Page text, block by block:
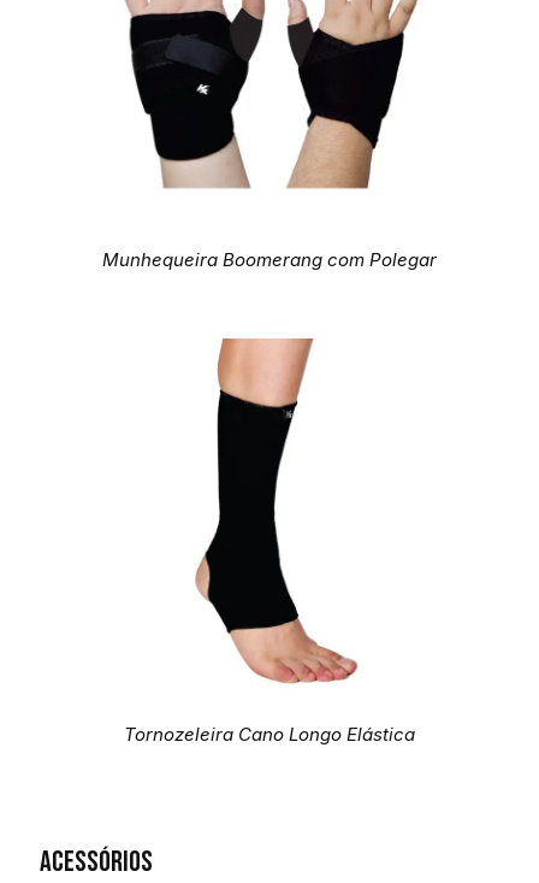
Acessórios
Munhequeira Boomerang com Polegar
Tornozeleira Cano Longo Elástica